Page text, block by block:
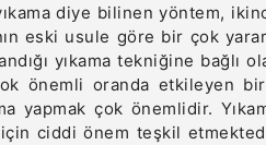
diye bilinen yöntem,
eski usule göre bir çok
yıkama tekniğine
önemli oranda etkileyen
yapmak çok önemlidir.
ciddi önem teşkil